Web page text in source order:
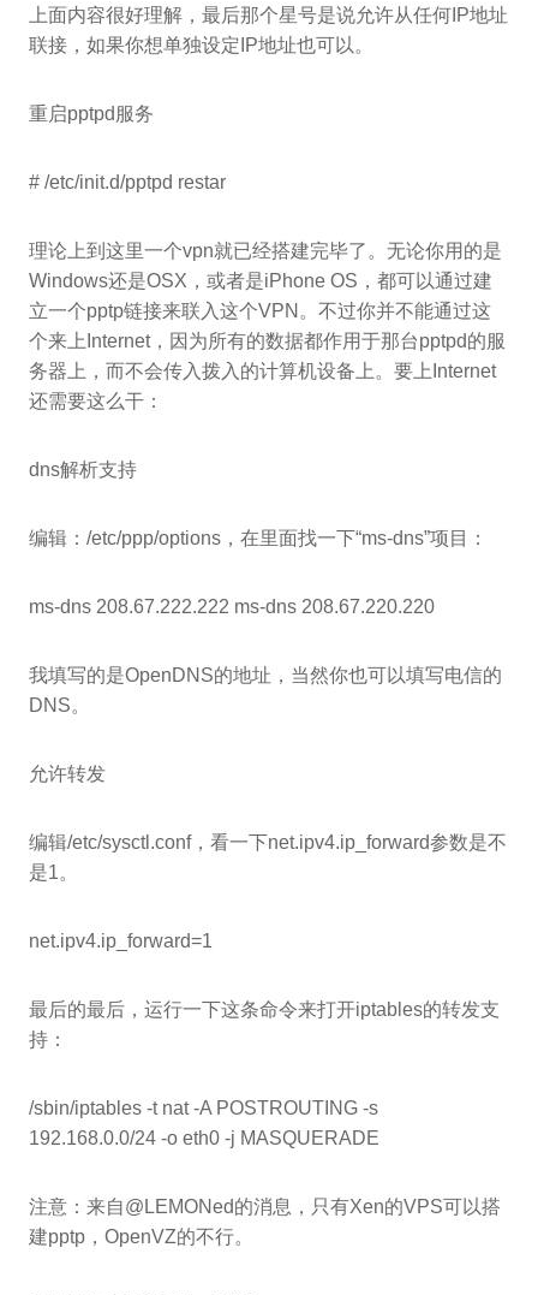
上面内容很好理解，最后那个星号是说允许从任何IP地址
联接，如果你想单独设定IP地址也可以。
重启pptpd服务
# /etc/init.d/pptpd restar
理论上到这里一个vpn就已经搭建完毕了。无论你用的是
Windows还是OSX，或者是iPhone OS，都可以通过建
立一个pptp链接来联入这个VPN。不过你并不能通过这
个来上Internet，因为所有的数据都作用于那台pptpd的服
务器上，而不会传入拨入的计算机设备上。要上Internet
还需要这么干：
dns解析支持
编辑：/etc/ppp/options，在里面找一下“ms-dns”项目：
ms-dns 208.67.222.222 ms-dns 208.67.220.220
我填写的是OpenDNS的地址，当然你也可以填写电信的
DNS。
允许转发
编辑/etc/sysctl.conf，看一下net.ipv4.ip_forward参数是不
是1。
net.ipv4.ip_forward=1
最后的最后，运行一下这条命令来打开iptables的转发支
持：
/sbin/iptables -t nat -A POSTROUTING -s
192.168.0.0/24 -o eth0 -j MASQUERADE
注意：来自@LEMONed的消息，只有Xen的VPS可以搭
建pptp，OpenVZ的不行。